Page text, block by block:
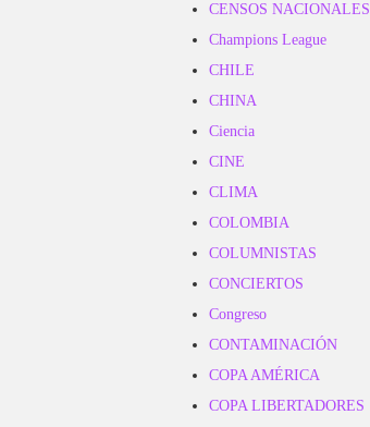
CENSOS NACIONALES
Champions League
CHILE
CHINA
Ciencia
CINE
CLIMA
COLOMBIA
COLUMNISTAS
CONCIERTOS
Congreso
CONTAMINACIÓN
COPA AMÉRICA
COPA LIBERTADORES